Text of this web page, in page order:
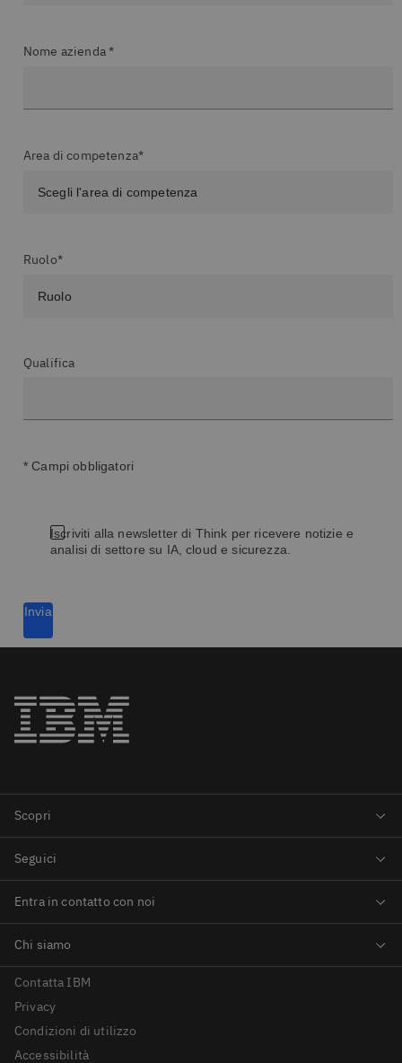
Nome azienda *
Area di competenza*
Ruolo*
Qualifica
* Campi obbligatori
Iscriviti alla newsletter di Think per ricevere notizie e
analisi di settore su IA, cloud e sicurezza.
Invia
Contatta IBM
Privacy
Condizioni di utilizzo
Accessibilità